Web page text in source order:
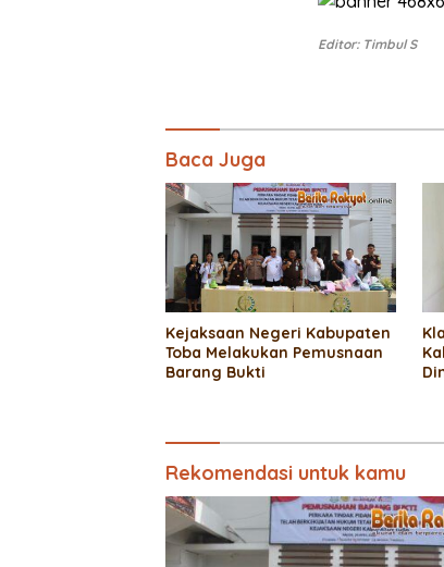
Editor: Timbul S
Baca Juga
Kejaksaan Negeri Kabupaten
Toba Melakukan Pemusnaan
Barang Bukti
Rekomendasi untuk kamu